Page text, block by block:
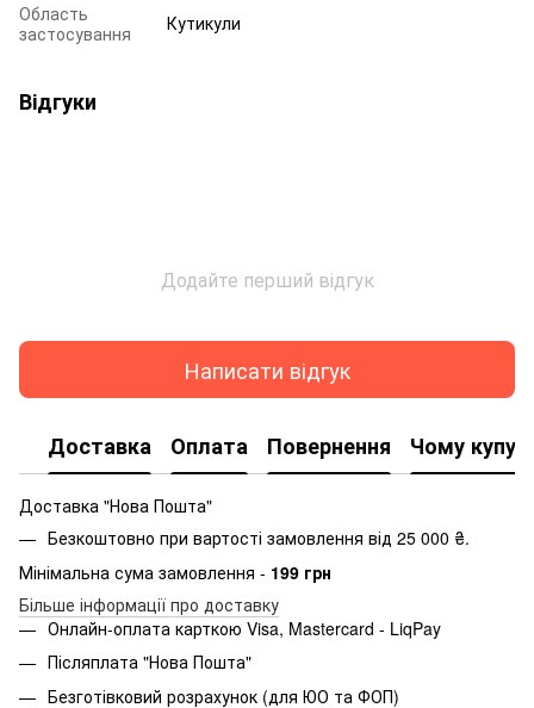
Область
застосування
Кутикули
Відгуки
Додайте перший відгук
Написати відгук
Доставка Оплата Повернення Чому
Доставка "Нова Пошта"
Безкоштовно при вартості замовлення від 25 000 ₴.
Мінімальна сума замовлення - 199 грн
Більше інформації про доставку
Онлайн-оплата карткою Visa, Mastercard - LiqPay
Післяплата "Нова Пошта"
Безготівковий розрахунок (для ЮО та ФОП)